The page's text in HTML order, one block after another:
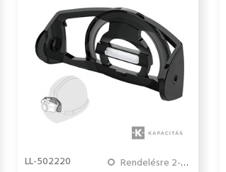
LL-502220 Rendelésre 2-3 hét